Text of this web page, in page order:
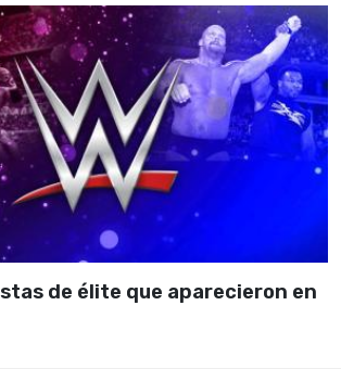
de élite que aparecieron en